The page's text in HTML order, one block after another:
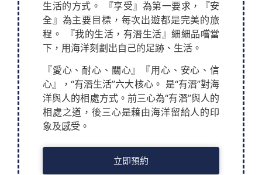
生活的方式。 『享受』為第一要求，『安
全』為主要目標，每次出遊都是完美的旅
程。 『我的生活，有潛生活』細細品嚐當
下，用海洋刻劃出自己的足跡、生活。
『愛心、耐心、關心』『用心、安心、信
心』，“有潛生活”六大核心。 是“有潛”對海
洋與人的相處方式。前三心為“有潛”與人的
相處之道，後三心是藉由海洋留給人的印
象及感受。
立即預約